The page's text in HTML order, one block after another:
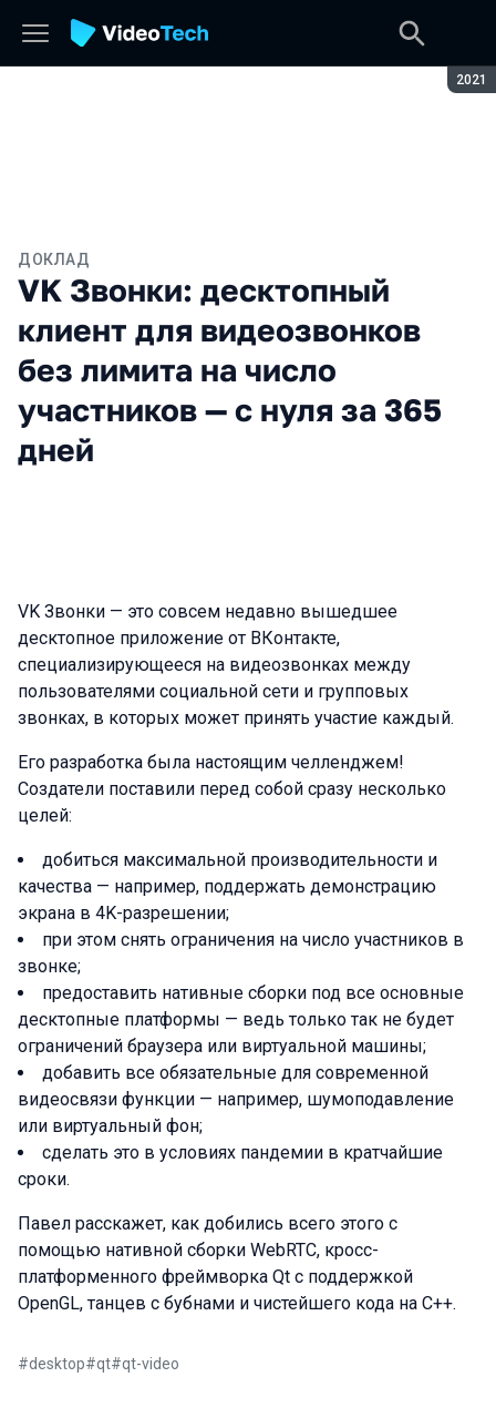
2021
ДОКЛАД
VK Звонки: десктопный
клиент для видеозвонков
без лимита на число
участников — с нуля за 365
дней
VK Звонки — это совсем недавно вышедшее
десктопное приложение от ВКонтакте,
специализирующееся на видеозвонках между
пользователями социальной сети и групповых
звонках, в которых может принять участие каждый.
Его разработка была настоящим челленджем!
Создатели поставили перед собой сразу несколько
целей:
добиться максимальной производительности и
качества — например, поддержать демонстрацию
экрана в 4K-разрешении;
при этом снять ограничения на число участников в
звонке;
предоставить нативные сборки под все основные
десктопные платформы — ведь только так не будет
ограничений браузера или виртуальной машины;
добавить все обязательные для современной
видеосвязи функции — например, шумоподавление
или виртуальный фон;
сделать это в условиях пандемии в кратчайшие
сроки.
Павел расскажет, как добились всего этого с
помощью нативной сборки WebRTC, кросс-
платформенного фреймворка Qt с поддержкой
OpenGL, танцев с бубнами и чистейшего кода на С++.
#desktop#qt#qt-video